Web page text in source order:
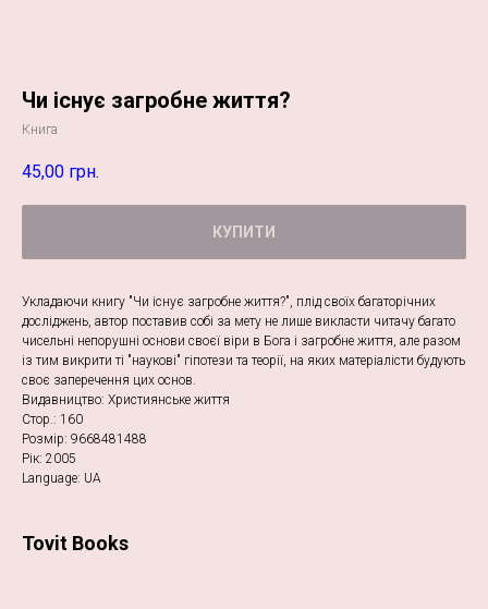
Чи існує загробне життя?
Книга
45,00 грн.
КУПИТИ
Укладаючи книгу "Чи існує загробне життя?", плід своїх багаторічних
досліджень, автор поставив собі за мету не лише викласти читачу багато
чисельні непорушні основи своєї віри в Бога і загробне життя, але разом
із тим викрити ті "наукові" гіпотези та теорії, на яких матеріалісти будують
своє заперечення цих основ.
Видавництво: Християнське життя
Стор.: 160
Розмір: 9668481488
Рік: 2005
Language: UA
Tovit Books